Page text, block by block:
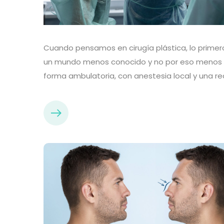
Cuando pensamos en cirugía plástica, lo
un mundo menos conocido y no por eso
forma ambulatoria, con anestesia local y una